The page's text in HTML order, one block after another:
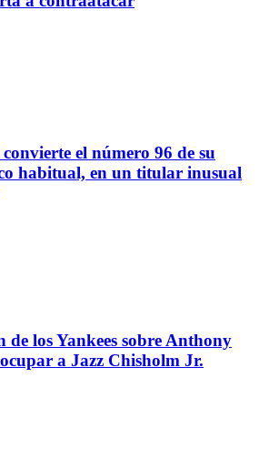
el número 96 de su
habitual, en un titular inusual
de los Yankees sobre Anthony
a Jazz Chisholm Jr.